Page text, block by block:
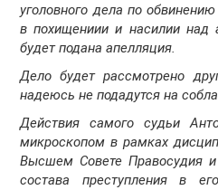
уголовного дела по
в похищениии и насилии над
будет подана апелляция.
Дело будет рассмотрено
надеюсь не подадутся на
Действия самого судьи
микроскопом в рамках
Высшем Совете Правосудия
состава преступления в